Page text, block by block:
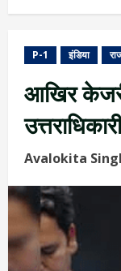
P-1 इंडिया
आखिर
Avalokita